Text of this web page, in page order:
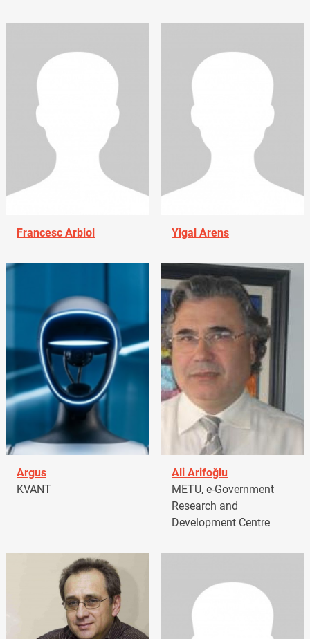
Francesc Arbiol Yigal Arens
Argus
KVANT
Ali Arifoğlu
METU, e-Government
Research and
Development Centre